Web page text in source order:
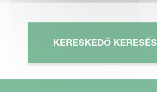
KERESKEDŐ KERESÉS